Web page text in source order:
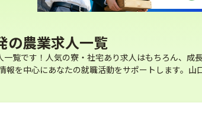
の農業求人一覧
一覧です！人気の寮・社宅あり求人はもちろん、
報を中心にあなたの就職活動をサポートします。